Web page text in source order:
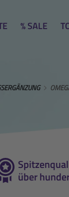
% SALE
über